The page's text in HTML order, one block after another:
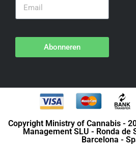
Abonneren
Copyright Ministry of Cannabis -
Management SLU - Ronda de
Barcelona -